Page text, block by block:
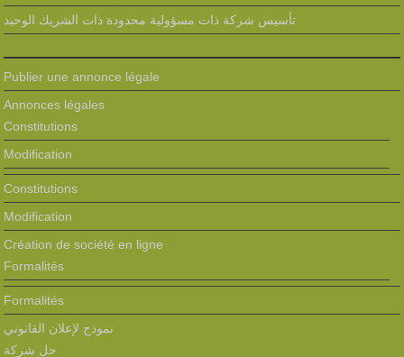
تأسيس شركة ذات مسؤولية محدودة ذات الشريك الوحيد
Publier une annonce légale
Annonces légales
Constitutions
Modification
Constitutions
Modification
Création de société en ligne
Formalités
Formalités
نموذج لإعلان القانوني
حل شركة